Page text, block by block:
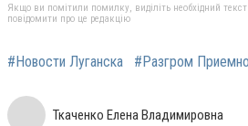
Якщо ви помітили помилку, виділіть необхідний
повідомити про це редакцію
#Новости Луганска #Разгром
Ткаченко Елена Владимировна